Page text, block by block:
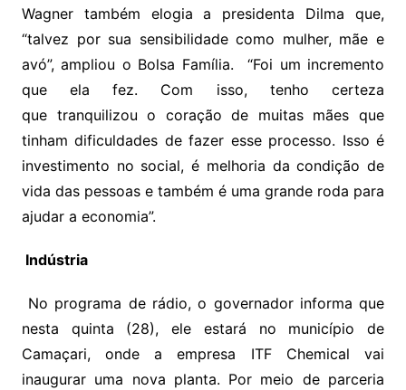
Wagner também elogia a presidenta Dilma que,
“talvez por sua sensibilidade como mulher, mãe e
avó”, ampliou o Bolsa Família. “Foi um incremento
que ela fez. Com isso, tenho certeza
que tranquilizou o coração de muitas mães que
tinham dificuldades de fazer esse processo. Isso é
investimento no social, é melhoria da condição de
vida das pessoas e também é uma grande roda para
ajudar a economia”.
Indústria
No programa de rádio, o governador informa que
nesta quinta (28), ele estará no município de
Camaçari, onde a empresa ITF Chemical vai
inaugurar uma nova planta. Por meio de parceria